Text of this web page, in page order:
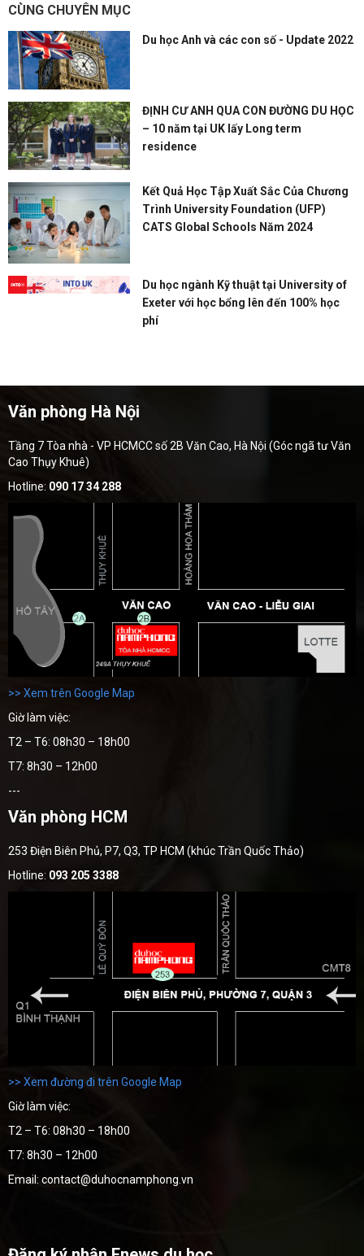
CÙNG CHUYÊN MỤC
Du học Anh và các con số - Update 2022
ĐỊNH CƯ ANH QUA CON ĐƯỜNG DU HỌC
– 10 năm tại UK lấy Long term
residence
Kết Quả Học Tập Xuất Sắc Của Chương
Trình University Foundation (UFP)
CATS Global Schools Năm 2024
Du học ngành Kỹ thuật tại University of
Exeter với học bổng lên đến 100% học
phí
Văn phòng Hà Nội
Tầng 7 Tòa nhà - VP HCMCC số 2B Văn Cao, Hà Nội (Góc ngã tư Văn
Cao Thụy Khuê)
Hotline: 090 17 34 288
>> Xem trên Google Map
Giờ làm việc:
T2 – T6: 08h30 – 18h00
T7: 8h30 – 12h00
---
Văn phòng HCM
253 Điện Biên Phủ, P7, Q3, TP HCM (khúc Trần Quốc Thảo)
Hotline: 093 205 3388
>> Xem đường đi trên Google Map
Giờ làm việc:
T2 – T6: 08h30 – 18h00
T7: 8h30 – 12h00
Email: contact@duhocnamphong.vn